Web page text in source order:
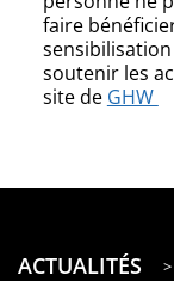
faire
soutenir les
site de GHW
ACTUALITÉS